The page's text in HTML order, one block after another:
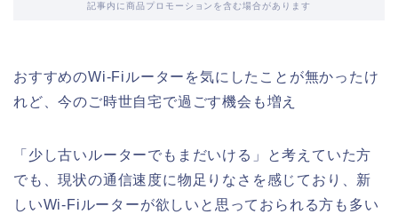
記事内に商品プロモーションを含む場合があります
おすすめのWi-Fiルーターを気にしたことが無かったけ
れど、今のご時世自宅で過ごす機会も増え
「少し古いルーターでもまだいける」と考えていた方
でも、現状の通信速度に物足りなさを感じており、新
しいWi-Fiルーターが欲しいと思っておられる方も多い